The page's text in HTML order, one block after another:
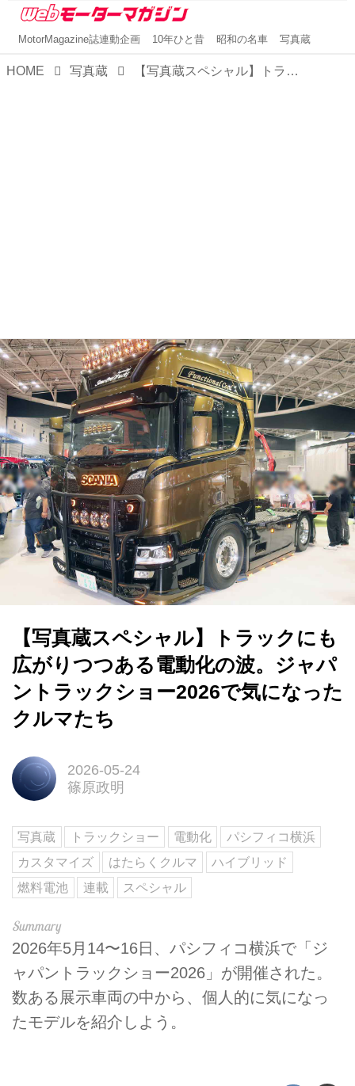
MotorMagazine誌連動企画 10年ひと昔 昭和の名車 写真蔵
HOME 写真蔵 【写真蔵スペシャル】トラックにも広がりつつある電動化の波。ジャパントラックショー2026で気になったクルマたち
【写真蔵スペシャル】トラックにも
広がりつつある電動化の波。ジャパ
ントラックショー2026で気になった
クルマたち
2026-05-24
篠原政明
写真蔵 トラックショー 電動化
パシフィコ横浜
カスタマイズ
はたらくクルマ
ハイブリッド
燃料電池
連載 スペシャル
2026年5月14〜16日、パシフィコ横浜で「ジ
ャパントラックショー2026」が開催された。
数ある展示車両の中から、個人的に気になっ
たモデルを紹介しよう。